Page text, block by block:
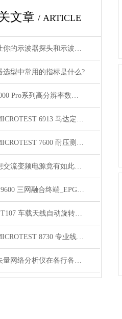
文章 / ARTICLE
如何让你的示波器探头和示波器更配？
选型中常用的指标是什么?
SDS6000 Pro系列高分辨率数字示波器
益和MICROTEST 6913 马达定子测试系统
益和MICROTEST 7600 耐压测试仪
不曾想交流变频电源竟有如此多的性能
德力E9600 三网融合终端_EPG自动化测试系统V1.0
德力ET107 车载天线自动旋转平台
益和MICROTEST 8730 专业线材测试仪
述说矢量网络分析仪在各行各业中的主要作用